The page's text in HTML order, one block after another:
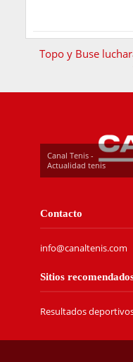
Topo y Buse
Canal Tenis -
Actualidad tenis
Contacto
info@canaltenis.com
Sitios
Resultados